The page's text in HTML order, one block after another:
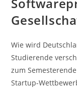
Wie wird
Studierende
zum
Startup-